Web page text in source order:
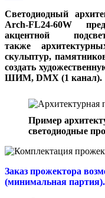
Светодиодный
Arch-FL24-60W
акцентной
также
скульптур,
создать
ШИМ, DMX (1 канал).
Пример
светодиодные
Заказ прожектора
(минимальная партия).